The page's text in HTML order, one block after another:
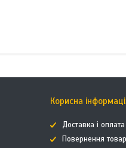
Корисна
Доставка і оплата
Повернення